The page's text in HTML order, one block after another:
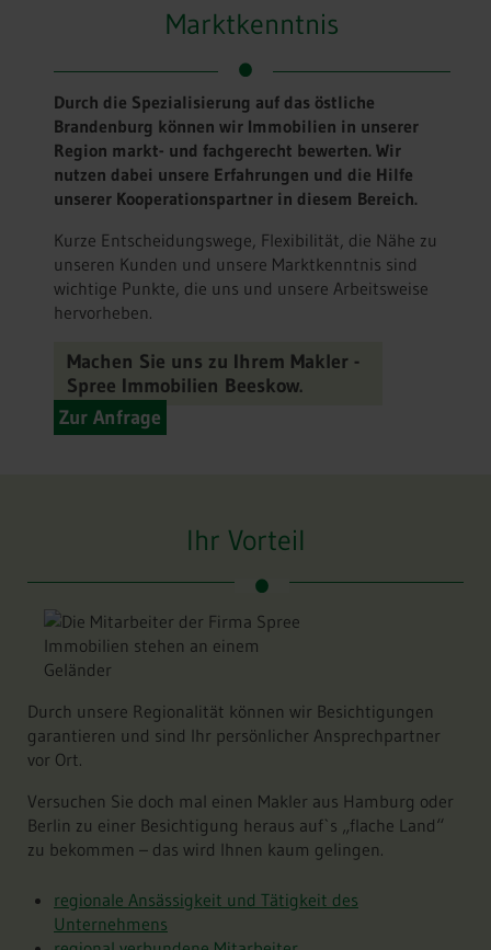
Marktkenntnis
Durch die Spezialisierung auf das östliche
Brandenburg können wir Immobilien in unserer
Region markt- und fachgerecht bewerten. Wir
nutzen dabei unsere Erfahrungen und die Hilfe
unserer Kooperationspartner in diesem Bereich.
Kurze Entscheidungswege, Flexibilität, die Nähe zu
unseren Kunden und unsere Marktkenntnis sind
wichtige Punkte, die uns und unsere Arbeitsweise
hervorheben.
Machen Sie uns zu Ihrem Makler -
Spree Immobilien Beeskow.
Zur Anfrage
Ihr Vorteil
Durch unsere Regionalität können wir Besichtigungen
garantieren und sind Ihr persönlicher Ansprechpartner
vor Ort.
Versuchen Sie doch mal einen Makler aus Hamburg oder
Berlin zu einer Besichtigung heraus auf`s „flache Land“
zu bekommen – das wird Ihnen kaum gelingen.
regionale Ansässigkeit und Tätigkeit des
Unternehmens